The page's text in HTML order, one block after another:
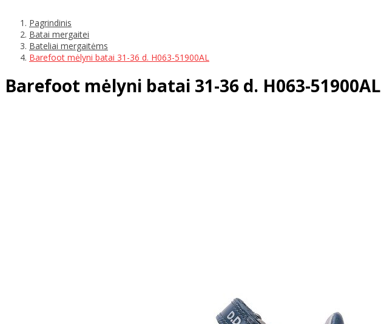
Pagrindinis
Batai mergaitei
Bateliai mergaitėms
Barefoot mėlyni batai 31-36 d. H063-51900AL
Barefoot mėlyni batai 31-36 d. H063-51900AL